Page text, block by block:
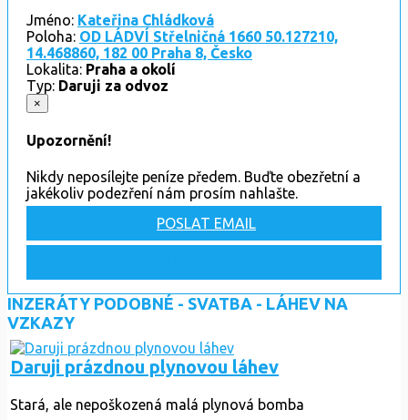
Jméno: Kateřina Chládková
Poloha: OD LÁDVÍ Střelničná 1660 50.127210,
14.468860, 182 00 Praha 8, Česko
Lokalita: Praha a okolí
Typ: Daruji za odvoz
×
Upozornění!
Nikdy neposílejte peníze předem. Buďte obezřetní a
jakékoliv podezření nám prosím nahlašte.
POSLAT EMAIL
INZERÁTY PODOBNÉ - SVATBA - LÁHEV NA
VZKAZY
Daruji prázdnou plynovou láhev
Stará, ale nepoškozená malá plynová bomba